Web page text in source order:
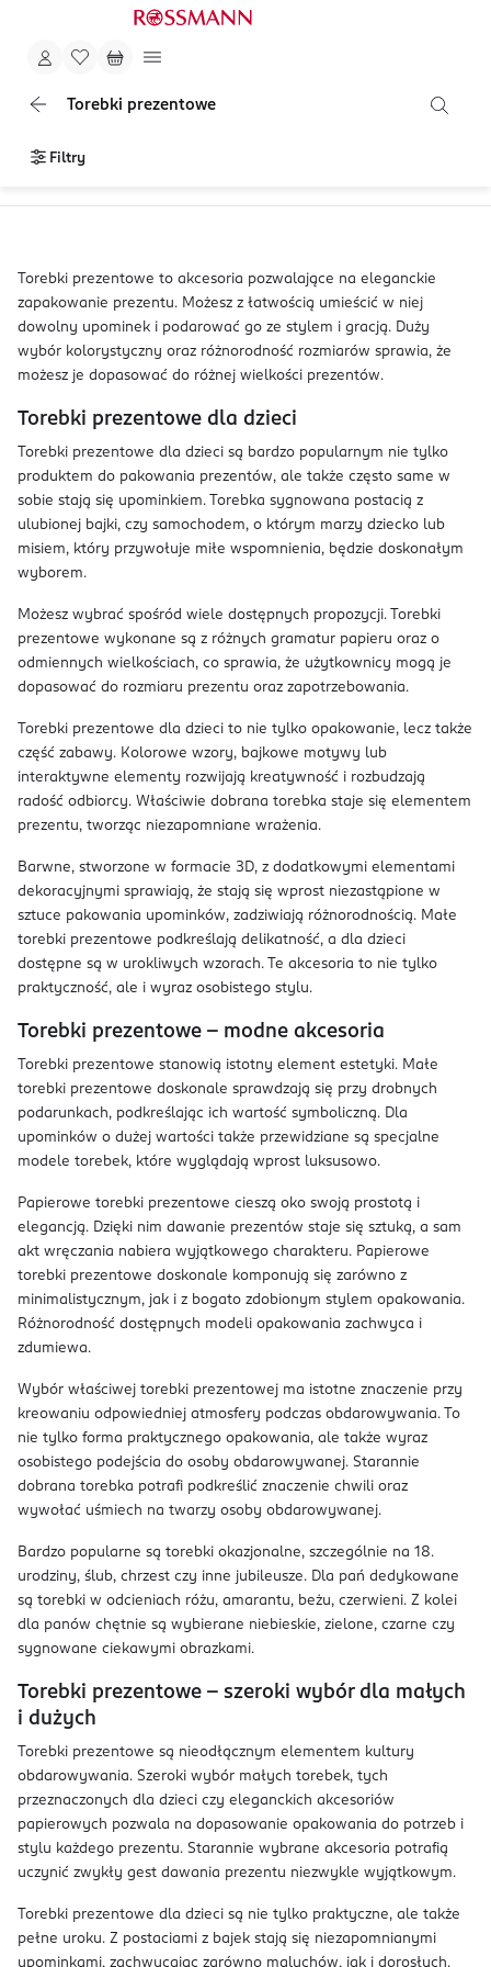
Torebki prezentowe
Filtry
Torebki prezentowe to akcesoria pozwalające na eleganckie
zapakowanie prezentu. Możesz z łatwością umieścić w niej
dowolny upominek i podarować go ze stylem i gracją. Duży
wybór kolorystyczny oraz różnorodność rozmiarów sprawia, że
możesz je dopasować do różnej wielkości prezentów.
Torebki prezentowe dla dzieci
Torebki prezentowe dla dzieci są bardzo popularnym nie tylko
produktem do pakowania prezentów, ale także często same w
sobie stają się upominkiem. Torebka sygnowana postacią z
ulubionej bajki, czy samochodem, o którym marzy dziecko lub
misiem, który przywołuje miłe wspomnienia, będzie doskonałym
wyborem.
Możesz wybrać spośród wiele dostępnych propozycji. Torebki
prezentowe wykonane są z różnych gramatur papieru oraz o
odmiennych wielkościach, co sprawia, że użytkownicy mogą je
dopasować do rozmiaru prezentu oraz zapotrzebowania.
Torebki prezentowe dla dzieci to nie tylko opakowanie, lecz także
część zabawy. Kolorowe wzory, bajkowe motywy lub
interaktywne elementy rozwijają kreatywność i rozbudzają
radość odbiorcy. Właściwie dobrana torebka staje się elementem
prezentu, tworząc niezapomniane wrażenia.
Barwne, stworzone w formacie 3D, z dodatkowymi elementami
dekoracyjnymi sprawiają, że stają się wprost niezastąpione w
sztuce pakowania upominków, zadziwiają różnorodnością. Małe
torebki prezentowe podkreślają delikatność, a dla dzieci
dostępne są w urokliwych wzorach. Te akcesoria to nie tylko
praktyczność, ale i wyraz osobistego stylu.
Torebki prezentowe – modne akcesoria
Torebki prezentowe stanowią istotny element estetyki. Małe
torebki prezentowe doskonale sprawdzają się przy drobnych
podarunkach, podkreślając ich wartość symboliczną. Dla
upominków o dużej wartości także przewidziane są specjalne
modele torebek, które wyglądają wprost luksusowo.
Papierowe torebki prezentowe cieszą oko swoją prostotą i
elegancją. Dzięki nim dawanie prezentów staje się sztuką, a sam
akt wręczania nabiera wyjątkowego charakteru. Papierowe
torebki prezentowe doskonale komponują się zarówno z
minimalistycznym, jak i z bogato zdobionym stylem opakowania.
Różnorodność dostępnych modeli opakowania zachwyca i
zdumiewa.
Wybór właściwej torebki prezentowej ma istotne znaczenie przy
kreowaniu odpowiedniej atmosfery podczas obdarowywania. To
nie tylko forma praktycznego opakowania, ale także wyraz
osobistego podejścia do osoby obdarowywanej. Starannie
dobrana torebka potrafi podkreślić znaczenie chwili oraz
wywołać uśmiech na twarzy osoby obdarowywanej.
Bardzo popularne są torebki okazjonalne, szczególnie na 18.
urodziny, ślub, chrzest czy inne jubileusze. Dla pań dedykowane
są torebki w odcieniach różu, amarantu, beżu, czerwieni. Z kolei
dla panów chętnie są wybierane niebieskie, zielone, czarne czy
sygnowane ciekawymi obrazkami.
Torebki prezentowe – szeroki wybór dla małych
i dużych
Torebki prezentowe są nieodłącznym elementem kultury
obdarowywania. Szeroki wybór małych torebek, tych
przeznaczonych dla dzieci czy eleganckich akcesoriów
papierowych pozwala na dopasowanie opakowania do potrzeb i
stylu każdego prezentu. Starannie wybrane akcesoria potrafią
uczynić zwykły gest dawania prezentu niezwykle wyjątkowym.
Torebki prezentowe dla dzieci są nie tylko praktyczne, ale także
pełne uroku. Z postaciami z bajek stają się niezapomnianymi
upominkami, zachwycając zarówno maluchów, jak i dorosłych.